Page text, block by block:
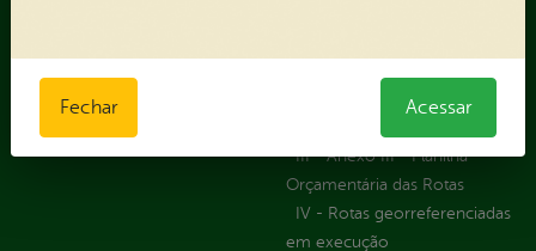
Registro de Fornecedor -
III - Anexo III - Planilha
Orçamentária das Rotas
IV - Rotas georreferenciadas
em execução
Fechar Acessar